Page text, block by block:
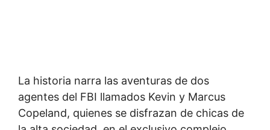
La historia narra las aventuras de dos
agentes del FBI llamados Kevin y Marcus
Copeland, quienes se disfrazan de chicas de